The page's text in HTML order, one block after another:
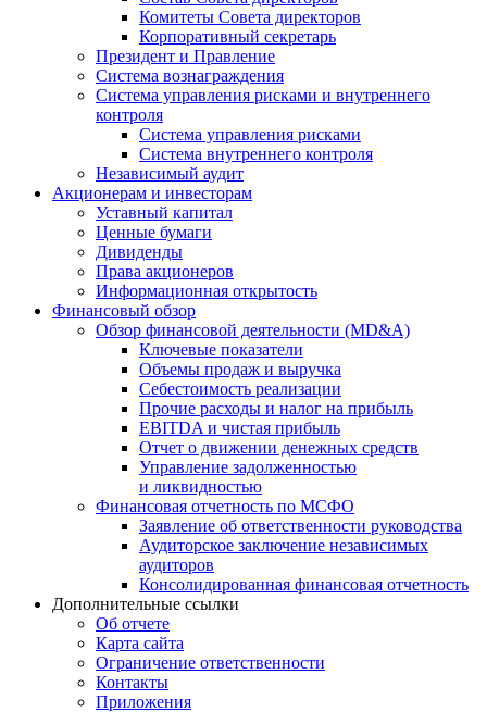
Комитеты Совета директоров
Корпоративный секретарь
Президент и Правление
Система вознаграждения
Система управления рисками и внутреннего
контроля
Система управления рисками
Система внутреннего контроля
Независимый аудит
Акционерам и инвесторам
Уставный капитал
Ценные бумаги
Дивиденды
Права акционеров
Информационная открытость
Финансовый обзор
Обзор финансовой деятельности (MD&A)
Ключевые показатели
Объемы продаж и выручка
Себестоимость реализации
Прочие расходы и налог на прибыль
EBITDA и чистая прибыль
Отчет о движении денежных средств
Управление задолженностью
и ликвидностью
Финансовая отчетность по МСФО
Заявление об ответственности руководства
Аудиторское заключение независимых
аудиторов
Консолидированная финансовая отчетность
Дополнительные ссылки
Об отчете
Карта сайта
Ограничение ответственности
Контакты
Приложения